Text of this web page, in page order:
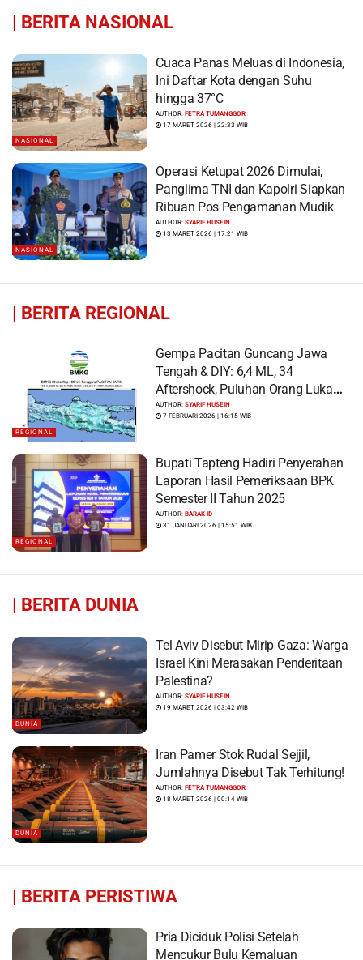
| BERITA NASIONAL
NASIONAL
Cuaca Panas Meluas di Indonesia,
Ini Daftar Kota dengan Suhu
hingga 37°C
AUTHOR:FETRA TUMANGGOR
17 MARET 2026 | 22:33 WIB
NASIONAL
Operasi Ketupat 2026 Dimulai,
Panglima TNI dan Kapolri Siapkan
Ribuan Pos Pengamanan Mudik
AUTHOR:SYARIF HUSEIN
13 MARET 2026 | 17:21 WIB
BERITA REGIONAL
REGIONAL
Gempa Pacitan Guncang Jawa
Tengah & DIY: 6,4 ML, 34
Aftershock, Puluhan Orang Luka
dan Ratusan Bangunan Rusak
AUTHOR:SYARIF HUSEIN
7 FEBRUARI 2026 | 16:15 WIB
REGIONAL
Bupati Tapteng Hadiri Penyerahan
Laporan Hasil Pemeriksaan BPK
Semester II Tahun 2025
AUTHOR:BARAK ID
31 JANUARI 2026 | 15:51 WIB
BERITA DUNIA
DUNIA
Tel Aviv Disebut Mirip Gaza: Warga
Israel Kini Merasakan Penderitaan
Palestina?
AUTHOR:SYARIF HUSEIN
19 MARET 2026 | 03:42 WIB
DUNIA
Iran Pamer Stok Rudal Sejjil,
Jumlahnya Disebut Tak Terhitung!
AUTHOR:FETRA TUMANGGOR
18 MARET 2026 | 00:14 WIB
BERITA PERISTIWA
Pria Diciduk Polisi Setelah
Mencukur Bulu Kemaluan